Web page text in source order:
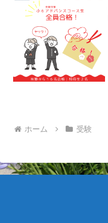
ホーム 受験